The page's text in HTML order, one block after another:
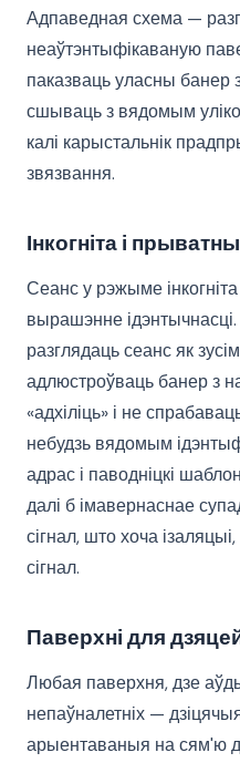
Адпаведная схема —
неаўтэнтыфікаваную
паказваць уласны банер
сшываць з вядомым
калі карыстальнік
звязвання.
Інкогніта і
Сеанс у рэжыме
вырашэнне
разглядаць сеанс як
адлюстроўваць банер з
«адхіліць» і не
небудзь вядомым
адрас і паводніцкі
далі б імавернаснае
сігнал, што хоча
сігнал.
Паверхні для
Любая паверхня, дзе
непаўналетніх —
арыентаваныя на сям'ю